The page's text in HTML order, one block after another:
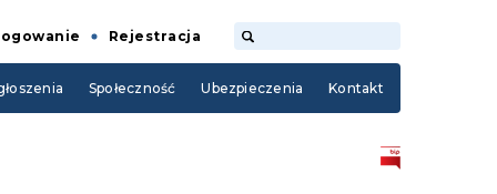
Rejestracja
Społeczność Ubezpieczenia Kontakt